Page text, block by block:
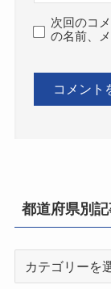
次回のコ
の名前、
都道府県別